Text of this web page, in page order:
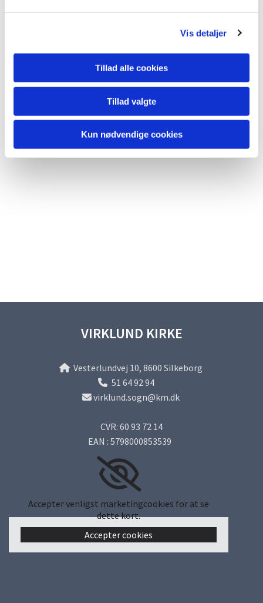
Vis detaljer
Tillad alle cookies
Tillad valgte
Kun nødvendige cookies
VIRKLUND KIRKE
Vesterlundvej 10, 8600 Silkeborg
 51 64 92 94
virklund.sogn@km.dk
CVR: 60 93 72 14
EAN : 5798000853539
Accepter venligst marketingcookies for at se
dette kort.
Accepter cookies